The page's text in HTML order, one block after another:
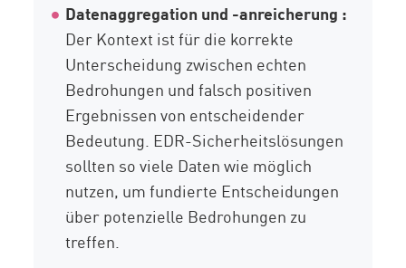
Datenaggregation und -anreicherung :
Der Kontext ist für die korrekte
Unterscheidung zwischen echten
Bedrohungen und falsch positiven
Ergebnissen von entscheidender
Bedeutung. EDR-Sicherheitslösungen
sollten so viele Daten wie möglich
nutzen, um fundierte Entscheidungen
über potenzielle Bedrohungen zu
treffen.